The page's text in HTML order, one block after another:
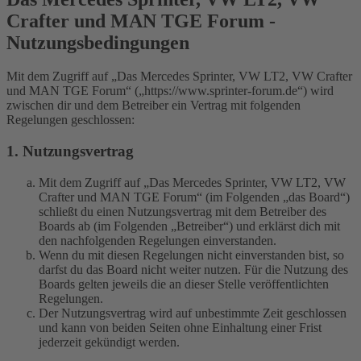
Crafter und MAN TGE Forum -
Nutzungsbedingungen
Mit dem Zugriff auf „Das Mercedes Sprinter, VW LT2, VW Crafter
und MAN TGE Forum“ („https://www.sprinter-forum.de“) wird
zwischen dir und dem Betreiber ein Vertrag mit folgenden
Regelungen geschlossen:
1. Nutzungsvertrag
Mit dem Zugriff auf „Das Mercedes Sprinter, VW LT2, VW
Crafter und MAN TGE Forum“ (im Folgenden „das Board“)
schließt du einen Nutzungsvertrag mit dem Betreiber des
Boards ab (im Folgenden „Betreiber“) und erklärst dich mit
den nachfolgenden Regelungen einverstanden.
Wenn du mit diesen Regelungen nicht einverstanden bist, so
darfst du das Board nicht weiter nutzen. Für die Nutzung des
Boards gelten jeweils die an dieser Stelle veröffentlichten
Regelungen.
Der Nutzungsvertrag wird auf unbestimmte Zeit geschlossen
und kann von beiden Seiten ohne Einhaltung einer Frist
jederzeit gekündigt werden.